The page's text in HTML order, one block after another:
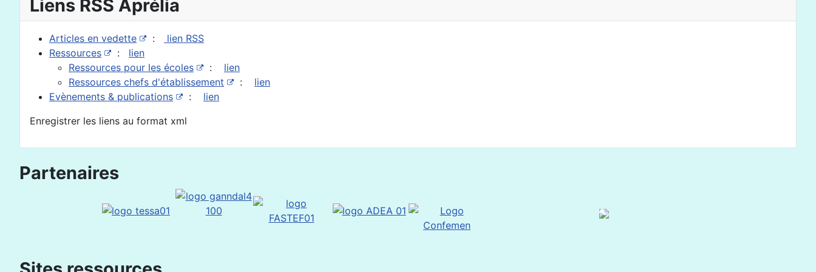
Liens RSS Aprélia
Articles en vedette :
lien RSS
Ressources
: lien
Ressources pour les écoles
: lien
Ressources chefs d'établissement
: lien
Evènements & publications
: lien
Enregistrer les liens au format xml
Partenaires